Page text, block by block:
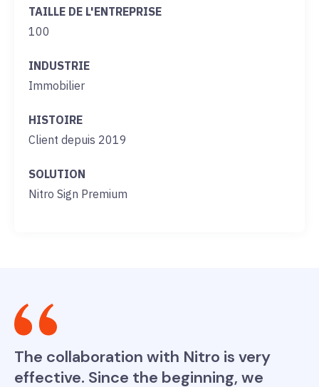
TAILLE DE L'ENTREPRISE
100
INDUSTRIE
Immobilier
HISTOIRE
Client depuis 2019
SOLUTION
Nitro Sign Premium
The collaboration with Nitro is very
effective. Since the beginning, we